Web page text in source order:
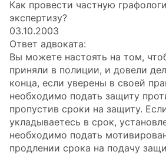
Как провести частную
экспертизу?
03.10.2003
Ответ адвоката:
Вы можете настоять на том,
приняли в полиции, и довели
конца, если уверены в своей
необходимо подать защиту
пропустив сроки на защиту.
укладываетесь в срок,
необходимо подать
продлении срока на подачу